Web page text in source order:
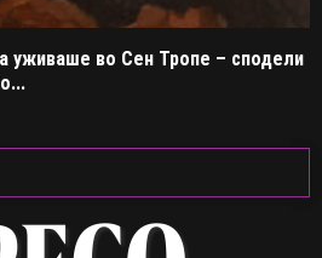
уживаше во Сен Тропе – сподели